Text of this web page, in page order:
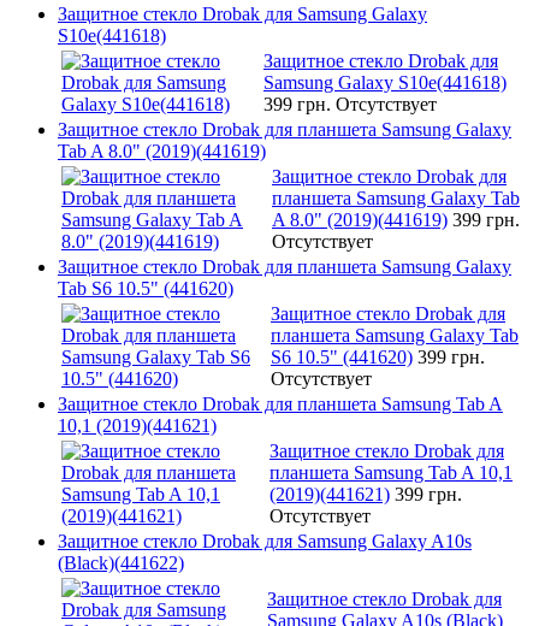
Защитное стекло Drobak для Samsung Galaxy
S10e(441618)
Защитное стекло Drobak для
Samsung Galaxy S10e(441618)
399 грн. Отсутствует
Защитное стекло Drobak для планшета Samsung Galaxy
Tab A 8.0" (2019)(441619)
Защитное стекло Drobak для
планшета Samsung Galaxy Tab
A 8.0" (2019)(441619) 399 грн.
Отсутствует
Защитное стекло Drobak для планшета Samsung Galaxy
Tab S6 10.5" (441620)
Защитное стекло Drobak для
планшета Samsung Galaxy Tab
S6 10.5" (441620) 399 грн.
Отсутствует
Защитное стекло Drobak для планшета Samsung Tab A
10,1 (2019)(441621)
Защитное стекло Drobak для
планшета Samsung Tab A 10,1
(2019)(441621) 399 грн.
Отсутствует
Защитное стекло Drobak для Samsung Galaxy A10s
(Black)(441622)
Защитное стекло Drobak для
Samsung Galaxy A10s (Black)